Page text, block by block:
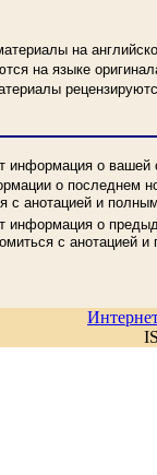
на
на языке
информация о вашей
о последнем
с анотацией и
информация о
с анотацией и